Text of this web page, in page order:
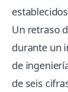
Un retraso
durante un
de
de seis